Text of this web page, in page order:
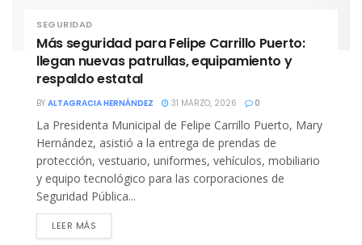
SEGURIDAD
Más seguridad para Felipe Carrillo Puerto:
llegan nuevas patrullas, equipamiento y
respaldo estatal
BY ALTAGRACIA HERNÁNDEZ 31 MARZO, 2026 0
La Presidenta Municipal de Felipe Carrillo Puerto, Mary
Hernández, asistió a la entrega de prendas de
protección, vestuario, uniformes, vehículos, mobiliario
y equipo tecnológico para las corporaciones de
Seguridad Pública...
LEER MÁS